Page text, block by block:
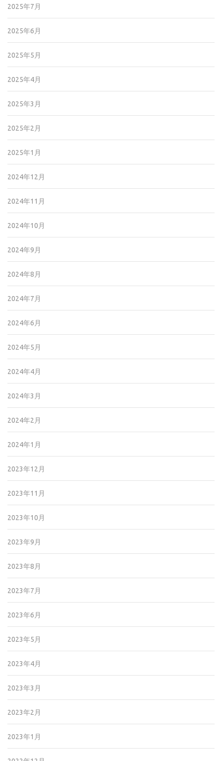
2025年7月
2025年6月
2025年5月
2025年4月
2025年3月
2025年2月
2025年1月
2024年12月
2024年11月
2024年10月
2024年9月
2024年8月
2024年7月
2024年6月
2024年5月
2024年4月
2024年3月
2024年2月
2024年1月
2023年12月
2023年11月
2023年10月
2023年9月
2023年8月
2023年7月
2023年6月
2023年5月
2023年4月
2023年3月
2023年2月
2023年1月